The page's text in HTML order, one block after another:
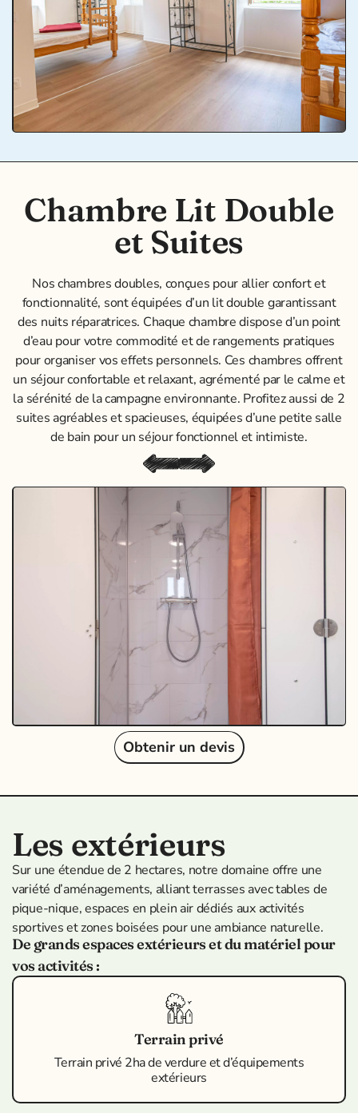
Chambre Lit Double
et Suites
Nos chambres doubles, conçues pour allier confort et
fonctionnalité, sont équipées d’un lit double garantissant
des nuits réparatrices. Chaque chambre dispose d’un point
d’eau pour votre commodité et de rangements pratiques
pour organiser vos effets personnels. Ces chambres offrent
un séjour confortable et relaxant, agrémenté par le calme et
la sérénité de la campagne environnante. Profitez aussi de 2
suites agréables et spacieuses, équipées d’une petite salle
de bain pour un séjour fonctionnel et intimiste.
Obtenir un devis
Les extérieurs
Sur une étendue de 2 hectares, notre domaine offre une
variété d’aménagements, alliant terrasses avec tables de
pique-nique, espaces en plein air dédiés aux activités
sportives et zones boisées pour une ambiance naturelle.
De grands espaces extérieurs et du matériel pour
vos activités :
Terrain privé
Terrain privé 2ha de verdure et d’équipements
extérieurs